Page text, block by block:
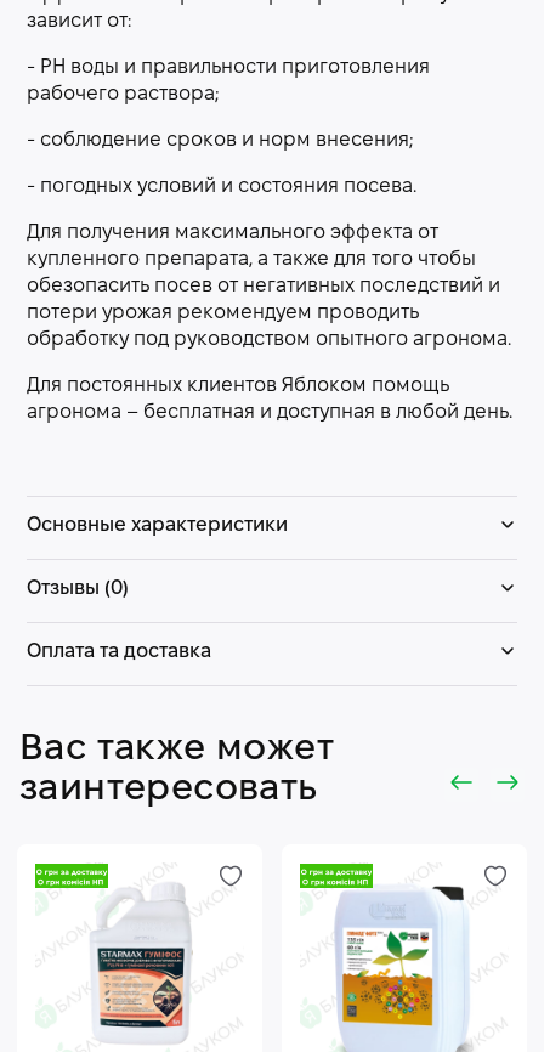
зависит от:
- РН воды и правильности приготовления
рабочего раствора;
- соблюдение сроков и норм внесения;
- погодных условий и состояния посева.
Для получения максимального эффекта от
купленного препарата, а также для того чтобы
обезопасить посев от негативных последствий и
потери урожая рекомендуем проводить
обработку под руководством опытного агронома.
Для постоянных клиентов Яблоком помощь
агронома – бесплатная и доступная в любой день.
Основные характеристики
Отзывы (0)
Оплата та доставка
Вас также может
заинтересовать